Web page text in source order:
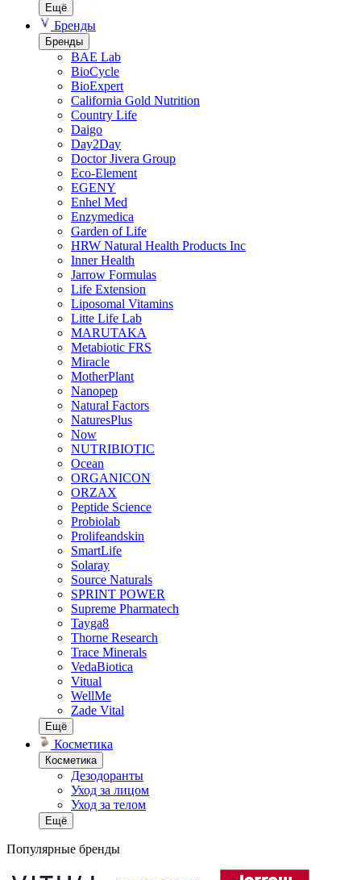
Ещё
Бренды
Бренды
BAE Lab
BioCycle
BioExpert
California Gold Nutrition
Country Life
Daigo
Day2Day
Doctor Jivera Group
Eco-Element
EGENY
Enhel Med
Enzymedica
Garden of Life
HRW Natural Health Products Inc
Inner Health
Jarrow Formulas
Life Extension
Liposomal Vitamins
Litte Life Lab
MARUTAKA
Metabiotic FRS
Miracle
MotherPlant
Nanopep
Natural Factors
NaturesPlus
Now
NUTRIBIOTIC
Ocean
ORGANICON
ORZAX
Peptide Science
Probiolab
Prolifeandskin
SmartLife
Solaray
Source Naturals
SPRINT POWER
Supreme Pharmatech
Tayga8
Thorne Research
Trace Minerals
VedaBiotica
Vitual
WellMe
Zade Vital
Ещё
Косметика
Косметика
Дезодоранты
Уход за лицом
Уход за телом
Ещё
Популярные бренды